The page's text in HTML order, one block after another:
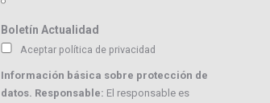
Boletín Actualidad
Aceptar política de privacidad
Información básica sobre protección de
datos. Responsable: El responsable es